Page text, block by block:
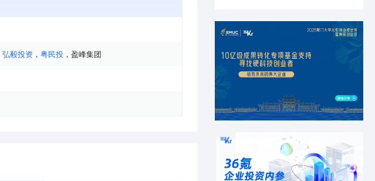
弘毅投资 ， 粤民投 ， 盈峰集团